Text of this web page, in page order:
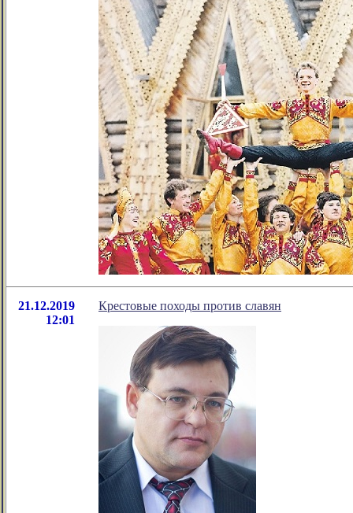
21.12.2019
12:01
Крестовые походы против славян